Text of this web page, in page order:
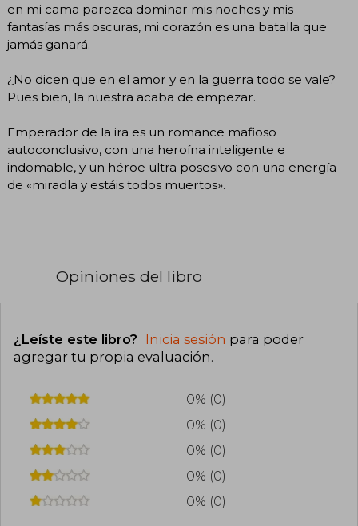
en mi cama parezca dominar mis noches y mis
fantasías más oscuras, mi corazón es una batalla que
jamás ganará.
¿No dicen que en el amor y en la guerra todo se vale?
Pues bien, la nuestra acaba de empezar.
Emperador de la ira es un romance mafioso
autoconclusivo, con una heroína inteligente e
indomable, y un héroe ultra posesivo con una energía
de «miradla y estáis todos muertos».
Opiniones del libro
¿Leíste este libro? Inicia sesión para poder
agregar tu propia evaluación.
0% (0)
0% (0)
0% (0)
0% (0)
0% (0)